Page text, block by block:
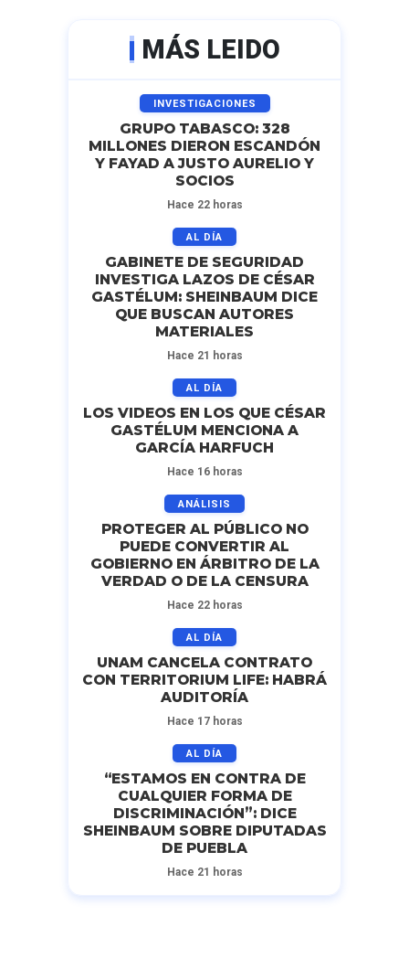
MÁS LEIDO
INVESTIGACIONES
GRUPO TABASCO: 328
MILLONES DIERON ESCANDÓN
Y FAYAD A JUSTO AURELIO Y
SOCIOS
Hace 22 horas
AL DÍA
GABINETE DE SEGURIDAD
INVESTIGA LAZOS DE CÉSAR
GASTÉLUM: SHEINBAUM DICE
QUE BUSCAN AUTORES
MATERIALES
Hace 21 horas
AL DÍA
LOS VIDEOS EN LOS QUE CÉSAR
GASTÉLUM MENCIONA A
GARCÍA HARFUCH
Hace 16 horas
ANÁLISIS
PROTEGER AL PÚBLICO NO
PUEDE CONVERTIR AL
GOBIERNO EN ÁRBITRO DE LA
VERDAD O DE LA CENSURA
Hace 22 horas
AL DÍA
UNAM CANCELA CONTRATO
CON TERRITORIUM LIFE: HABRÁ
AUDITORÍA
Hace 17 horas
AL DÍA
“ESTAMOS EN CONTRA DE
CUALQUIER FORMA DE
DISCRIMINACIÓN”: DICE
SHEINBAUM SOBRE DIPUTADAS
DE PUEBLA
Hace 21 horas